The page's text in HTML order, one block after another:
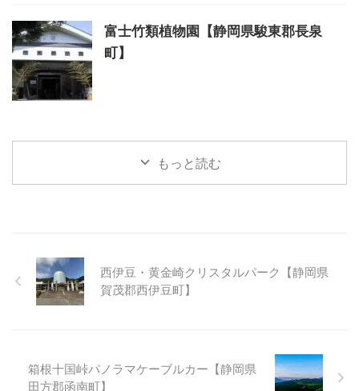
富士竹類植物園【静岡県駿東郡長泉
町】
もっと読む
西伊豆・黄金崎クリスタルパーク【静岡県
賀茂郡西伊豆町】
箱根十国峠パノラマケーブルカー【静岡県
田方郡函南町】